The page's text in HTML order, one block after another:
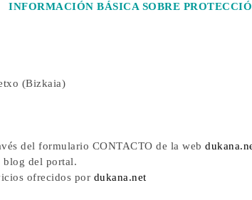
INFORMACIÓN BÁSICA SOBRE
(Bizkaia)
del formulario CONTACTO de la web
blog del portal.
ofrecidos por dukana.net